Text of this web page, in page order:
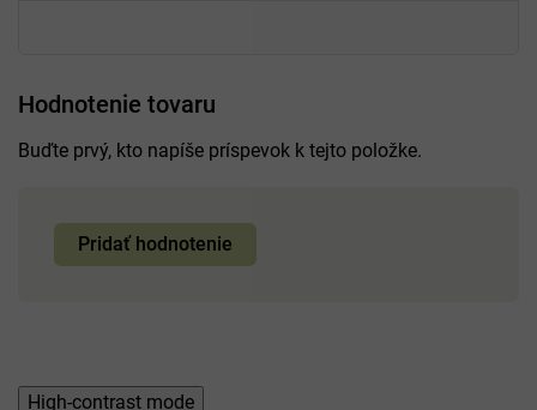
Hodnotenie tovaru
Buďte prvý, kto napíše príspevok k tejto položke.
Pridať hodnotenie
High-contrast mode